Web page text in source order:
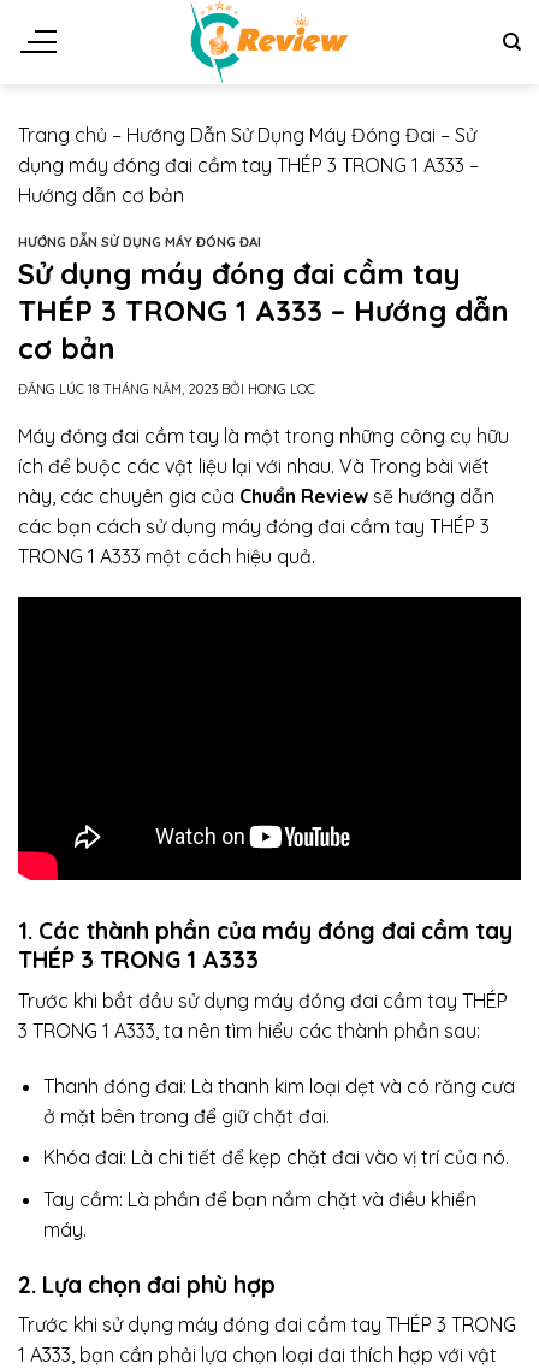
đến
Trang chủ – Hướng Dẫn Sử Dụng Máy Đóng Đai – Sử
dụng máy đóng đai cầm tay THÉP 3 TRONG 1 A333 –
Hướng dẫn cơ bản
HƯỚNG DẪN SỬ DỤNG MÁY ĐÓNG ĐAI
Sử dụng máy đóng đai cầm tay
THÉP 3 TRONG 1 A333 – Hướng dẫn
cơ bản
ĐĂNG LÚC 18 THÁNG NĂM, 2023 BỞI HONG LOC
Máy đóng đai cầm tay là một trong những công cụ hữu
ích để buộc các vật liệu lại với nhau. Và Trong bài viết
này, các chuyên gia của Chuẩn Review sẽ hướng dẫn
các bạn cách sử dụng máy đóng đai cầm tay THÉP 3
TRONG 1 A333 một cách hiệu quả.
1. Các thành phần của máy đóng đai cầm tay
THÉP 3 TRONG 1 A333
Trước khi bắt đầu sử dụng máy đóng đai cầm tay THÉP
3 TRONG 1 A333, ta nên tìm hiểu các thành phần sau:
Thanh đóng đai: Là thanh kim loại dẹt và có răng cưa
ở mặt bên trong để giữ chặt đai.
Khóa đai: Là chi tiết để kẹp chặt đai vào vị trí của nó.
Tay cầm: Là phần để bạn nắm chặt và điều khiển
máy.
2. Lựa chọn đai phù hợp
Trước khi sử dụng máy đóng đai cầm tay THÉP 3 TRONG
1 A333, bạn cần phải lựa chọn loại đai thích hợp với vật